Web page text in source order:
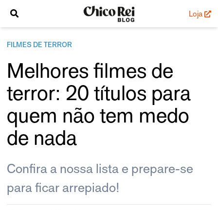
Loja
FILMES DE TERROR
Melhores filmes de
terror: 20 títulos para
quem não tem medo
de nada
Confira a nossa lista e prepare-se
para ficar arrepiado!